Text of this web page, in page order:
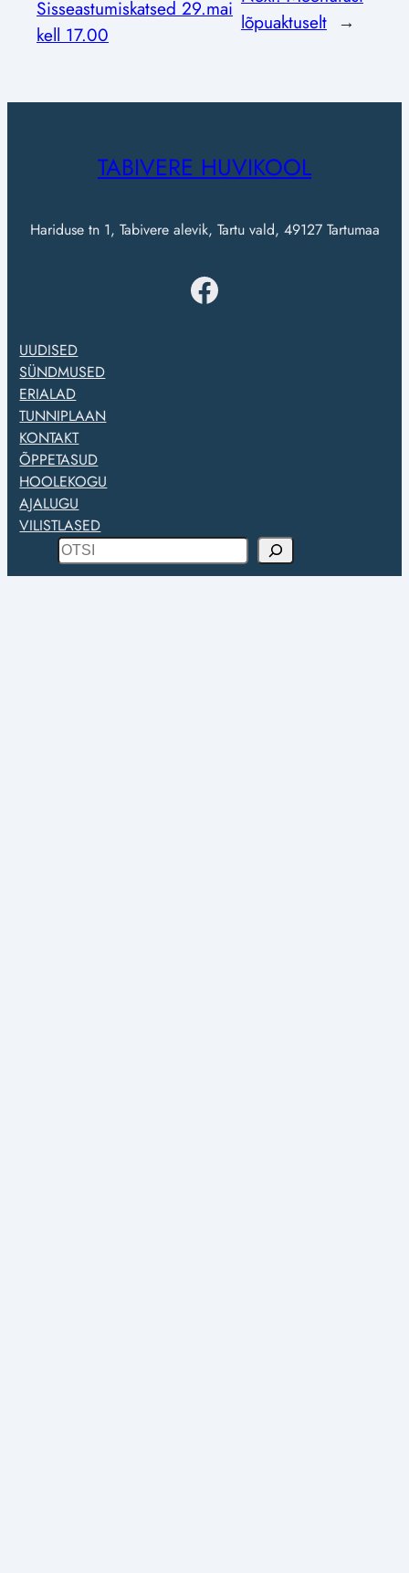
Sisseastumiskatsed 29.mai
kell 17.00
lõpuaktuselt →
TABIVERE HUVIKOOL
Hariduse tn 1, Tabivere alevik, Tartu vald, 49127 Tartumaa
Facebook
UUDISED
SÜNDMUSED
ERIALAD
TUNNIPLAAN
KONTAKT
ÕPPETASUD
HOOLEKOGU
AJALUGU
VILISTLASED
t